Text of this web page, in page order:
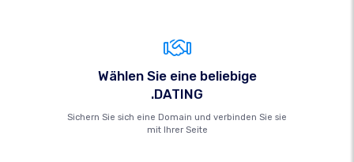
Wählen Sie eine beliebige
.DATING
Sichern Sie sich eine Domain und verbinden Sie sie
mit Ihrer Seite